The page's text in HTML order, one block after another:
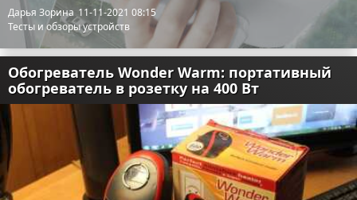
Дарья Зорина 11-11-2021 08:15
Тесты и обзоры устройств
Обогреватель Wonder Warm: портативный
обогреватель в розетку на 400 Вт